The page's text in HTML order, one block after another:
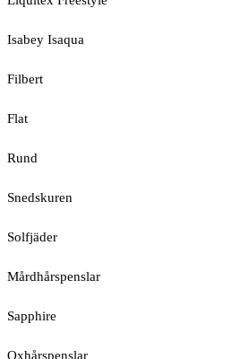
Isabey Isaqua
Filbert
Flat
Rund
Snedskuren
Solfjäder
Mårdhårspenslar
Sapphire
Oxhårspenslar